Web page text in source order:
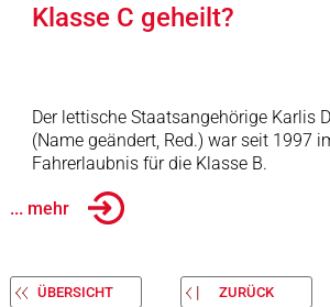
Klasse C geheilt?
Der lettische Staatsangehörige Karlis
(Name geändert, Red.) war seit 1997
Fahrerlaubnis für die Klasse B.
... mehr
ÜBERSICHT ZURÜCK